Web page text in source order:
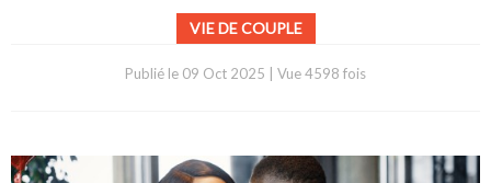
VIE DE COUPLE
Publié le 09 Oct 2025 Vue 4598 fois